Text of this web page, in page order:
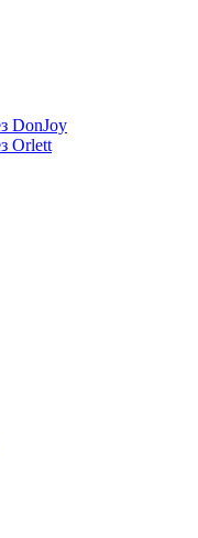
DonJoy
Orlett